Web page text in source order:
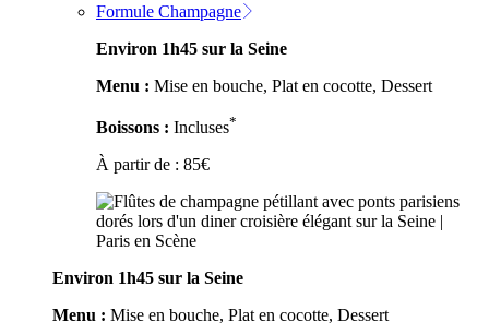
Formule Champagne
Environ 1h45 sur la Seine
Menu : Mise en bouche, Plat en cocotte, Dessert
Boissons : Incluses*
À partir de : 85€
Environ 1h45 sur la Seine
Menu : Mise en bouche, Plat en cocotte, Dessert